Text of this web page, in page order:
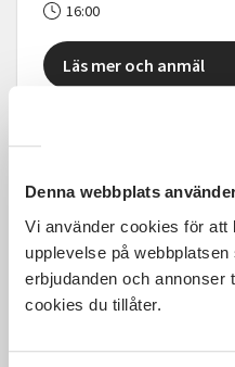
Denna webbplats
Vi använder cookies för att
upplevelse på
erbjudanden och annonser
cookies du tillåter.
16:00
Läs mer och anmäl
kompletterande